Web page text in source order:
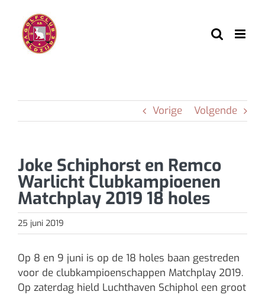
inhoud
Vorige Volgende
Joke Schiphorst en Remco
Warlicht Clubkampioenen
Matchplay 2019 18 holes
25 juni 2019
Op 8 en 9 juni is op de 18 holes baan gestreden
voor de clubkampioenschappen Matchplay 2019.
Op zaterdag hield Luchthaven Schiphol een groot